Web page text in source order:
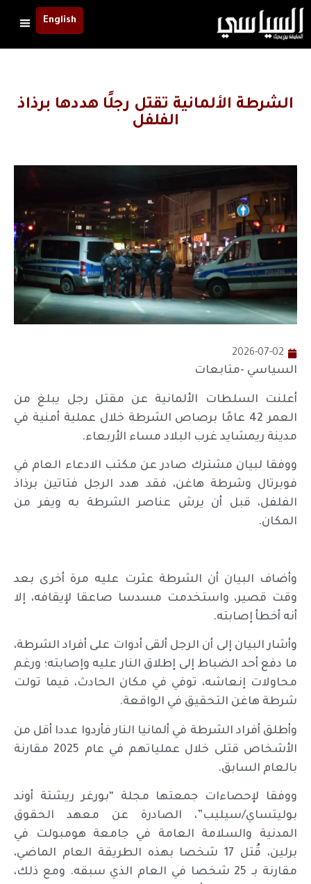
English
الشرطة الألمانية تقتل رجلًا هددها برذاذ
الفلفل
2026-07-02
السياسي -متابعات
أعلنت السلطات الألمانية عن مقتل رجل يبلغ من
العمر 42 عامًا برصاص الشرطة خلال عملية أمنية في
مدينة ريمشايد غرب البلاد مساء الأربعاء.
ووفقا لبيان مشترك صادر عن مكتب الادعاء العام في
فوبرتال وشرطة هاغن، فقد هدد الرجل فتاتين برذاذ
الفلفل، قبل أن يرش عناصر الشرطة به ويفر من
المكان.
وأضاف البيان أن الشرطة عثرت عليه مرة أخرى بعد
وقت قصير، واستخدمت مسدسا صاعقا لإيقافه، إلا
أنه أخطأ إصابته.
وأشار البيان إلى أن الرجل ألقى أدوات على أفراد الشرطة،
ما دفع أحد الضباط إلى إطلاق النار عليه وإصابته؛ ورغم
محاولات إنعاشه، توفي في مكان الحادث، فيما تولت
شرطة هاغن التحقيق في الواقعة.
وأطلق أفراد الشرطة في ألمانيا النار فأردوا عددا أقل من
الأشخاص قتلى خلال عملياتهم في عام 2025 مقارنة
بالعام السابق.
ووفقا لإحصاءات جمعتها مجلة “بورغر ريشتة أوند
بوليتساي/سيليب”، الصادرة عن معهد الحقوق
المدنية والسلامة العامة في جامعة هومبولت في
برلين، قُتل 17 شخصا بهذه الطريقة العام الماضي،
مقارنة بـ 25 شخصا في العام الذي سبقه. ومع ذلك،